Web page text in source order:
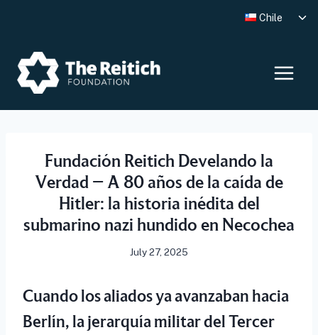
Chile
Fundación Reitich Develando la
Verdad – A 80 años de la caída de
Hitler: la historia inédita del
submarino nazi hundido en Necochea
July 27, 2025
Cuando los aliados ya avanzaban hacia
Berlín, la jerarquía militar del Tercer